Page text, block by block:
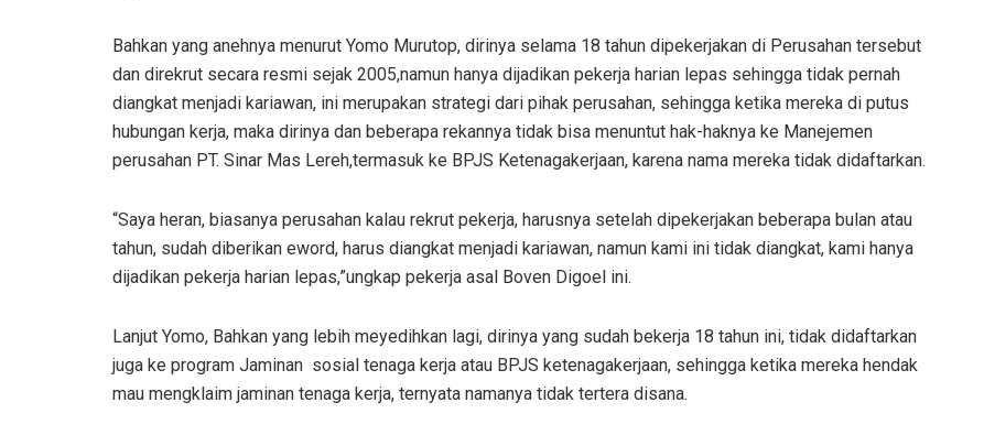
Bahkan yang anehnya menurut Yomo Murutop, dirinya selama 18 tahun dipekerjakan di Perusahan tersebut
dan direkrut secara resmi sejak 2005,namun hanya dijadikan pekerja harian lepas sehingga tidak pernah
diangkat menjadi kariawan, ini merupakan strategi dari pihak perusahan, sehingga ketika mereka di putus
hubungan kerja, maka dirinya dan beberapa rekannya tidak bisa menuntut hak-haknya ke Manejemen
perusahan PT. Sinar Mas Lereh,termasuk ke BPJS Ketenagakerjaan, karena nama mereka tidak didaftarkan.
“Saya heran, biasanya perusahan kalau rekrut pekerja, harusnya setelah dipekerjakan beberapa bulan atau
tahun, sudah diberikan eword, harus diangkat menjadi kariawan, namun kami ini tidak diangkat, kami hanya
dijadikan pekerja harian lepas,”ungkap pekerja asal Boven Digoel ini.
Lanjut Yomo, Bahkan yang lebih meyedihkan lagi, dirinya yang sudah bekerja 18 tahun ini, tidak didaftarkan
juga ke program Jaminan sosial tenaga kerja atau BPJS ketenagakerjaan, sehingga ketika mereka hendak
mau mengklaim jaminan tenaga kerja, ternyata namanya tidak tertera disana.